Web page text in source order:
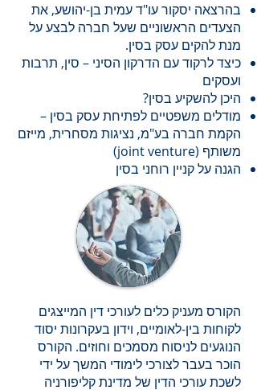
בהרצאה יסקור עו"ד עמית בן-יהושע, את
הצעדים הראשוניים שעל חברה לבצע על
מנת להקים עסק בסין.
כיצד לרקוד עם הדרקון הסיני – סין, תרבות
ועסקים
היכן להשקיע בסין?
מודלים משפטיים לפתיחת עסק בסין –
הקמת חברה בע"מ, נציגות מסחרית, מייזם
משותף (joint venture)
הגנה על קניין רוחני בסין
הקורס מעניק כלים לעורכי דין המייצגים
לקוחות בין-לאומיים, וידון בעקרונות יסוד
הנוגעים לניסוח מסמכים וחוזים. הקורס
הוכר בעבר לצורכי לימודי המשך על ידי
לשכת עורכי הדין של מדינת קליפורניה